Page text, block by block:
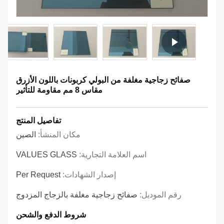
صفائح زجاجية مغلفة من البولي كربونات باللون الأزرق
مقاس 8 مم مقاومة للتأثير
تفاصيل المنتج
مكان المنشأ: الصين
اسم العلامة التجارية: VALUES GLASS
إصدار الشهادات:Per Request
رقم الموديل: صفائح زجاجية مغلفة بالزجاج المزدوج
شروط الدفع والشحن